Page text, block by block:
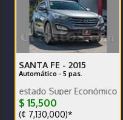
SANTA FE - 2015
Automático - 5 pas.
Super Económico
$ 15,500
(¢ 7,130,000)*
Mantenimiento completo